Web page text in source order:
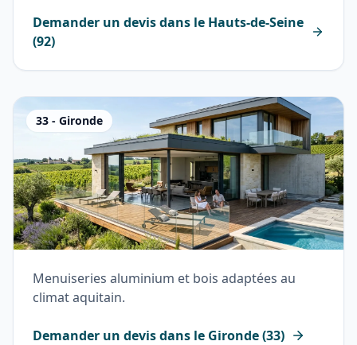
Demander un devis dans le Hauts-de-Seine
(92)
33 - Gironde
Menuiseries aluminium et bois adaptées au
climat aquitain.
Demander un devis dans le Gironde(33)